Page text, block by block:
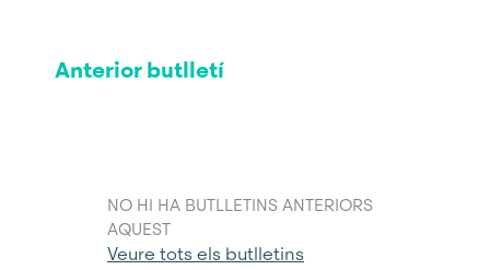
Anterior butlletí
NO HI HA BUTLLETINS ANTERIORS
AQUEST
Veure tots els butlletins